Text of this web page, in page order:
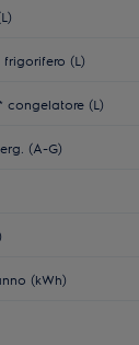
(L)
congelatore (L)
(A-G)
(kWh)